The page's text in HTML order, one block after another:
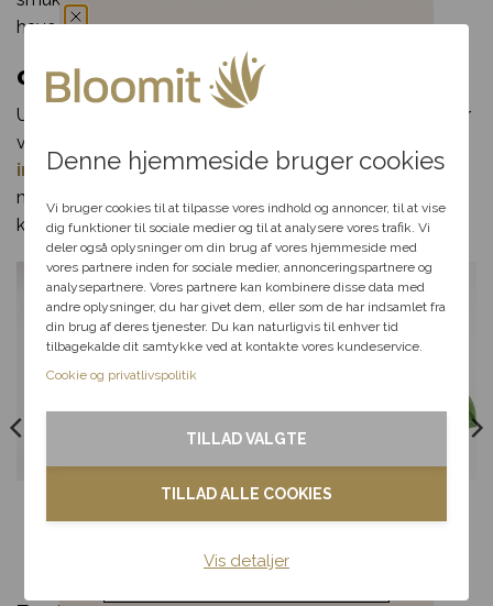
Denne hjemmeside bruger cookies
Vi bruger cookies til at tilpasse vores indhold og annoncer, til at vise
dig funktioner til sociale medier og til at analysere vores trafik. Vi
deler også oplysninger om din brug af vores hjemmeside med
vores partnere inden for sociale medier, annonceringspartnere og
analysepartnere. Vores partnere kan kombinere disse data med
andre oplysninger, du har givet dem, eller som de har indsamlet fra
din brug af deres tjenester. Du kan naturligvis til enhver tid
tilbagekalde dit samtykke ved at kontakte vores kundeservice.
Cookie og privatlivspolitik
TILLAD ALLE COOKIES
TILLAD VALGTE
Vis detaljer
have.
Giv en grøn værtindegave
Udover buketter kan du også købe din næste vært- eller
værtindegave. Vi kan tilbyde dig et stort udvalg af både
indendørs– og udendørsplanter. Vores udvalg giver dig
mulighed for at finde den helt perfekte plante, som du
kan give til dig selv eller en ven.
glasskjuler
Du har fået en
passer til dig, så hjælper vi
dig videre med at finde den
perfekte rabat til dit svar.
Fødselsdag
Tak & omtanke
Kondolence
Blomster til hjemmet
Noget andet